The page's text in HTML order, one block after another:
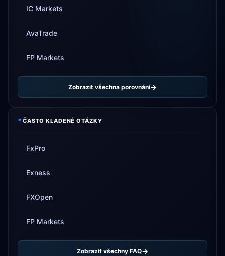
IC Markets
AvaTrade
FP Markets
Zobrazit všechna porovnání
*ČASTO KLADENÉ OTÁZKY
FxPro
Exness
FXOpen
FP Markets
Zobrazit všechny FAQ